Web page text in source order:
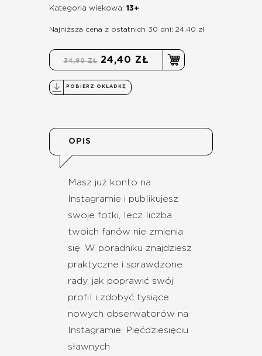
Kategoria wiekowa: 13+
Najniższa cena z ostatnich 30 dni: 24,40 zł
34,90 ZŁ 24,40 ZŁ
POBIERZ OKŁADKĘ
OPIS
Masz już konto na
Instagramie i publikujesz
swoje fotki, lecz liczba
twoich fanów nie zmienia
się. W poradniku znajdziesz
praktyczne i sprawdzone
rady, jak poprawić swój
profil i zdobyć tysiące
nowych obserwatorów na
Instagramie. Pięćdziesięciu
sławnych